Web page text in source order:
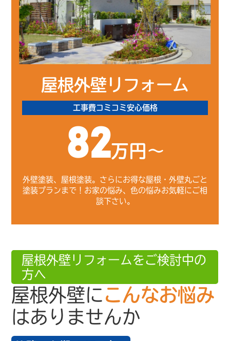
屋根外壁リフォーム
工事費コミコミ安心価格
82万円～
外壁塗装、屋根塗装。さらにお得な屋根・外壁丸ごと
塗装プランまで！お家の悩み、色の悩みお気軽にご相
談下さい。
屋根外壁リフォームをご検討中の
方へ
屋根外壁に こんなお悩み
はありませんか